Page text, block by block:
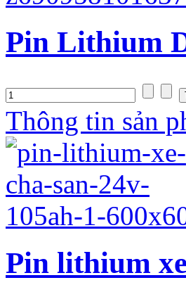
Pin Lithium
Thông tin sản
Pin lithium